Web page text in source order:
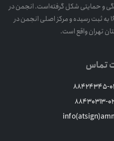
حمایتی شکل گرفته‌است. انجمن در
۱۳۸۲/۱۲/۲۵ به شماره ثبت ۱۶۳۹۲ به ثبت رسیده و مرکز اصلی انجمن در
تهران واقع است.
تماس